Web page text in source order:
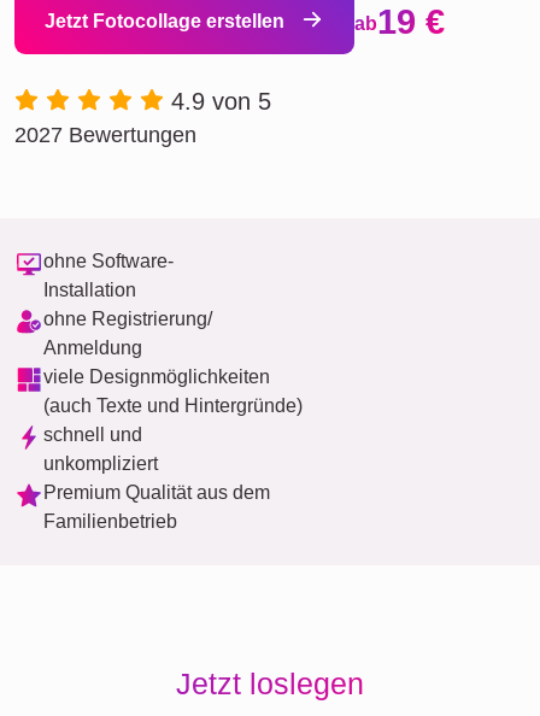
Jetzt Fotocollage erstellen ab19 €
4.9 von 5
2027 Bewertungen
ohne Software-
Installation
ohne Registrierung/
Anmeldung
viele Designmöglichkeiten
(auch Texte und Hintergründe)
schnell und
unkompliziert
Premium Qualität aus dem
Familienbetrieb
Jetzt loslegen